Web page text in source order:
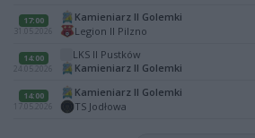
17:00
31.05.2026
Kamieniarz II Golemki
Legion II Pilzno
14:00
24.05.2026
LKS II Pustków
Kamieniarz II Golemki
14:00
17.05.2026
Kamieniarz II Golemki
TS Jodłowa